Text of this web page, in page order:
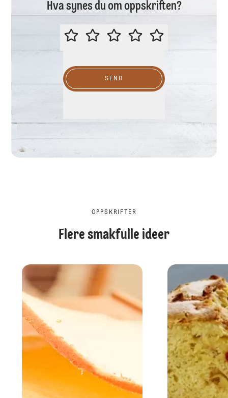
Hva synes du om oppskriften?
VURDER GJERNE DENNE
SEND
OPPSKRIFTER
Flere smakfulle ideer